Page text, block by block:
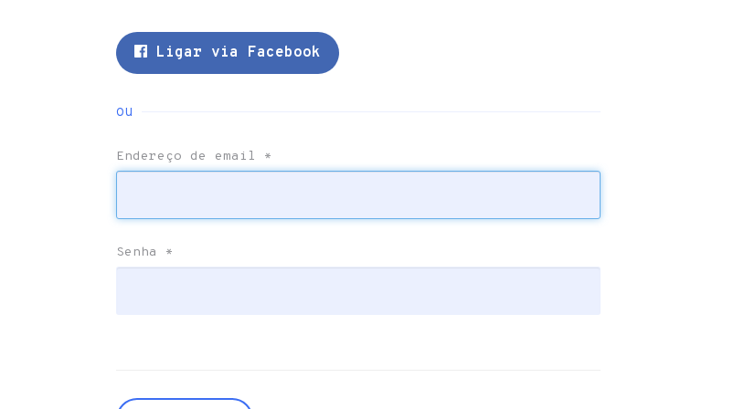
Ligar via Facebook
ou
Endereço de email *
Senha *